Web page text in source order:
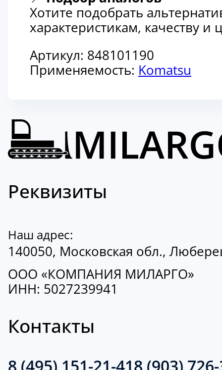
Хотите подобрать
характеристикам, качеству
Артикул: 848101190
Применяемость: Komatsu
Реквизиты
Наш адрес:
140050, Московская обл.,
ООО «КОМПАНИЯ МИЛАРГО»
ИНН: 5027239941
Контакты